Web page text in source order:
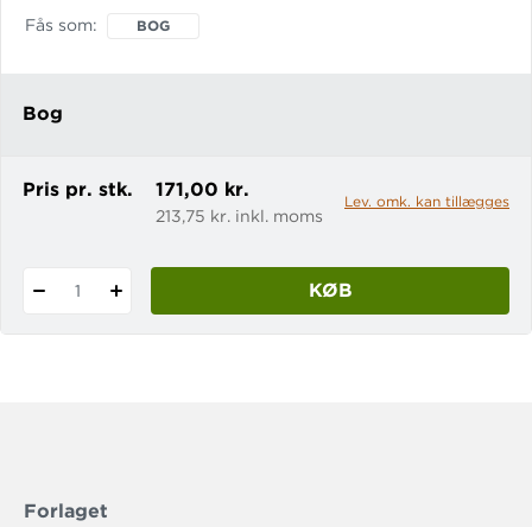
Fås som BOG
Bog
Pris pr. stk. 171,00 kr.
213,75 kr. inkl. moms
Lev. omk. kan tillægges
1 KØB
Forlaget